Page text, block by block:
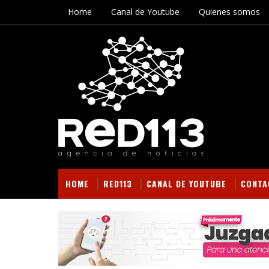
Home Canal de Youtube Quienes somos
HOME RED113 CANAL DE YOUTUBE